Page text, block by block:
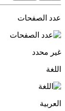
عدد الصفحات
غير محدد
اللغة
العربية